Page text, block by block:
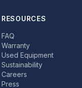
RESOURCES
FAQ
Warranty
Used Equipment
Sustainability
Careers
Press